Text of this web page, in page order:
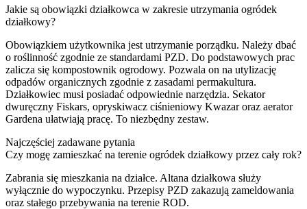
Jakie są obowiązki działkowca w zakresie utrzymania ogródek
działkowy?
Obowiązkiem użytkownika jest utrzymanie porządku. Należy dbać
o roślinność zgodnie ze standardami PZD. Do podstawowych prac
zalicza się kompostownik ogrodowy. Pozwala on na utylizację
odpadów organicznych zgodnie z zasadami permakultura.
Działkowiec musi posiadać odpowiednie narzędzia. Sekator
dwuręczny Fiskars, opryskiwacz ciśnieniowy Kwazar oraz aerator
Gardena ułatwiają pracę. To niezbędny zestaw.
Najczęściej zadawane pytania
Czy mogę zamieszkać na terenie ogródek działkowy przez cały rok?
Zabrania się mieszkania na działce. Altana działkowa służy
wyłącznie do wypoczynku. Przepisy PZD zakazują zameldowania
oraz stałego przebywania na terenie ROD.